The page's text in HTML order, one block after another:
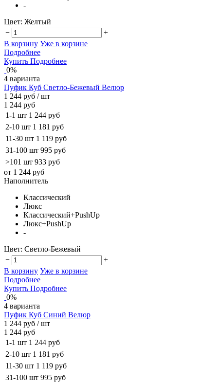
-
Цвет: Желтый
−
+
В корзину Уже в корзине
Подробнее
Купить Подробнее
0%
4 варианта
Пуфик Куб Светло-Бежевый Велюр
1 244 руб / шт
1 244 руб
1-1 шт 1 244 руб
2-10 шт 1 181 руб
11-30 шт 1 119 руб
31-100 шт 995 руб
>101 шт 933 руб
от 1 244 руб
Наполнитель
Классический
Люкс
Классический+PushUp
Люкс+PushUp
-
Цвет: Светло-Бежевый
−
+
В корзину Уже в корзине
Подробнее
Купить Подробнее
0%
4 варианта
Пуфик Куб Синий Велюр
1 244 руб / шт
1 244 руб
1-1 шт 1 244 руб
2-10 шт 1 181 руб
11-30 шт 1 119 руб
31-100 шт 995 руб